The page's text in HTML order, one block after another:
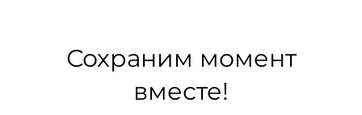
Сохраним момент
вместе!